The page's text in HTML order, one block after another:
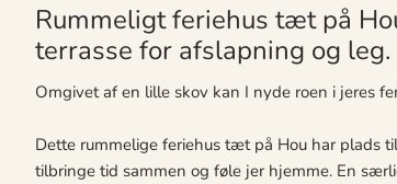
Rummeligt feriehus tæt på
terrasse for afslapning og leg.
Omgivet af en lille skov kan I nyde roen i jeres
Dette rummelige feriehus tæt på Hou har plads
tilbringe tid sammen og føle jer hjemme. En